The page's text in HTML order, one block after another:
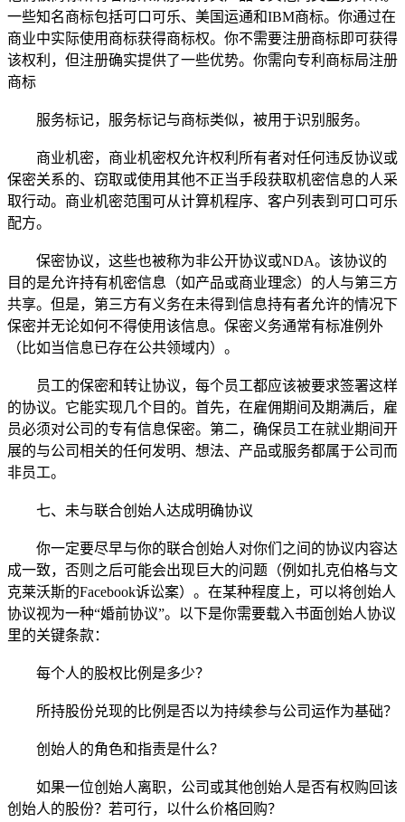
一些知名商标包括可口可乐、美国运通和IBM商标。你通过在
商业中实际使用商标获得商标权。你不需要注册商标即可获得
该权利，但注册确实提供了一些优势。你需向专利商标局注册
商标
服务标记，服务标记与商标类似，被用于识别服务。
商业机密，商业机密权允许权利所有者对任何违反协议或
保密关系的、窃取或使用其他不正当手段获取机密信息的人采
取行动。商业机密范围可从计算机程序、客户列表到可口可乐
配方。
保密协议，这些也被称为非公开协议或NDA。该协议的
目的是允许持有机密信息（如产品或商业理念）的人与第三方
共享。但是，第三方有义务在未得到信息持有者允许的情况下
保密并无论如何不得使用该信息。保密义务通常有标准例外
（比如当信息已存在公共领域内）。
员工的保密和转让协议，每个员工都应该被要求签署这样
的协议。它能实现几个目的。首先，在雇佣期间及期满后，雇
员必须对公司的专有信息保密。第二，确保员工在就业期间开
展的与公司相关的任何发明、想法、产品或服务都属于公司而
非员工。
七、未与联合创始人达成明确协议
你一定要尽早与你的联合创始人对你们之间的协议内容达
成一致，否则之后可能会出现巨大的问题（例如扎克伯格与文
克莱沃斯的Facebook诉讼案）。在某种程度上，可以将创始人
协议视为一种“婚前协议”。以下是你需要载入书面创始人协议
里的关键条款：
每个人的股权比例是多少？
所持股份兑现的比例是否以为持续参与公司运作为基础？
创始人的角色和指责是什么？
如果一位创始人离职，公司或其他创始人是否有权购回该
创始人的股份？若可行，以什么价格回购？